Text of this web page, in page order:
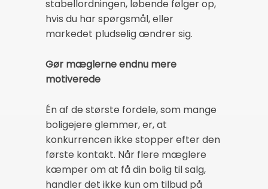
stabellordningen, løbende følger op,
hvis du har spørgsmål, eller
markedet pludselig ændrer sig.
Gør mæglerne endnu mere
motiverede
Én af de største fordele, som mange
boligejere glemmer, er, at
konkurrencen ikke stopper efter den
første kontakt. Når flere mæglere
kæmper om at få din bolig til salg,
handler det ikke kun om tilbud på